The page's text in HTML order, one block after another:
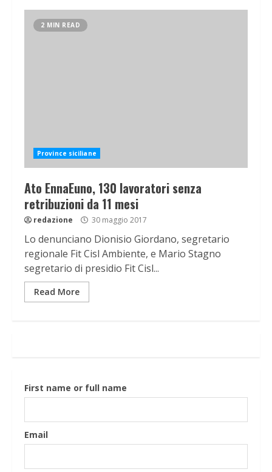
2 MIN READ
Province siciliane
Ato EnnaEuno, 130 lavoratori senza
retribuzioni da 11 mesi
redazione 30 maggio 2017
Lo denunciano Dionisio Giordano, segretario
regionale Fit Cisl Ambiente, e Mario Stagno
segretario di presidio Fit Cisl...
Read More
First name or full name
Email